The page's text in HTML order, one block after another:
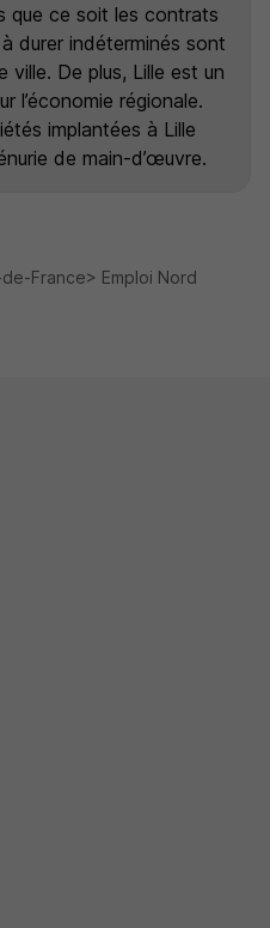
que ce soit les contrats
durer indéterminés sont
ville. De plus, Lille est un
l’économie régionale.
implantées à Lille
de main-d’œuvre.
de-France
Emploi Nord